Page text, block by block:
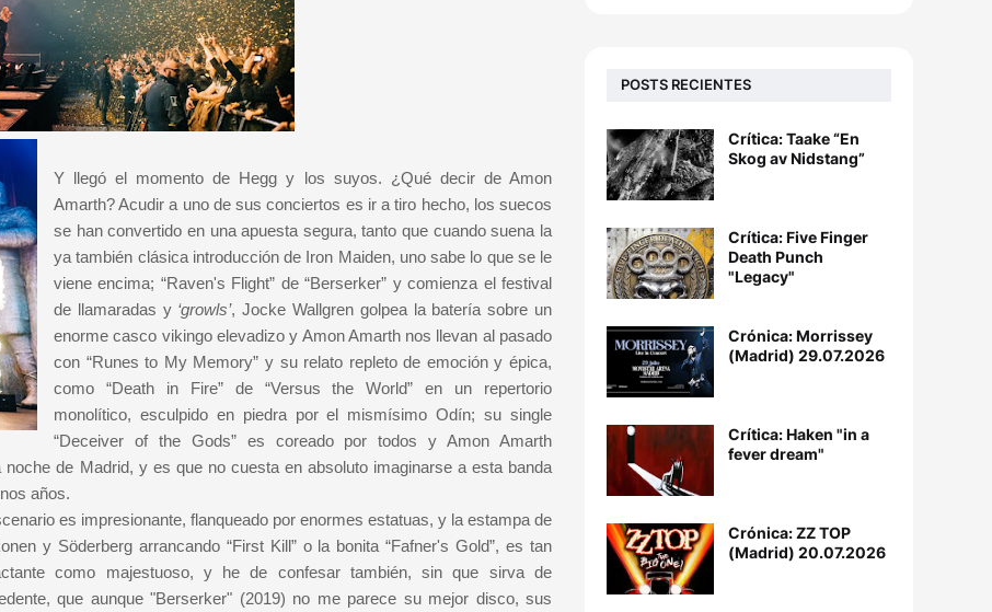
Y llegó el momento de Hegg y los suyos. ¿Qué decir de Amon
Amarth? Acudir a uno de sus conciertos es ir a tiro hecho, los suecos
se han convertido en una apuesta segura, tanto que cuando suena la
ya también clásica introducción de Iron Maiden, uno sabe lo que se le
viene encima; “Raven's Flight” de “Berserker” y comienza el festival
de llamaradas y ‘growls’, Jocke Wallgren golpea la batería sobre un
enorme casco vikingo elevadizo y Amon Amarth nos llevan al pasado
con “Runes to My Memory” y su relato repleto de emoción y épica,
como “Death in Fire” de “Versus the World” en un repertorio
monolítico, esculpido en piedra por el mismísimo Odín; su single
“Deceiver of the Gods” es coreado por todos y Amon Amarth
de Madrid, y es que no cuesta en absoluto imaginarse a esta banda
años.
es impresionante, flanqueado por enormes estatuas, y la estampa de
y Söderberg arrancando “First Kill” o la bonita “Fafner's Gold”, es tan
como majestuoso, y he de confesar también, sin que sirva de
que aunque "Berserker" (2019) no me parece su mejor disco, sus
POSTS RECIENTES
Crítica: Taake “En
Skog av Nidstang”
Crítica: Five Finger
Death Punch
"Legacy"
Crónica: Morrissey
(Madrid) 29.07.2026
Crítica: Haken "in a
fever dream"
Crónica: ZZ TOP
(Madrid) 20.07.2026